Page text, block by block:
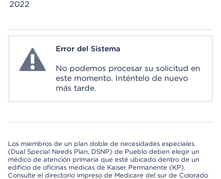
2022
System ErrorError del Sistema
No podemos procesar su solicitud en
este momento. Inténtelo de nuevo
más tarde.
Los miembros de un plan doble de necesidades especiales
(Dual Special Needs Plan, DSNP) de Pueblo deben elegir un
médico de atención primaria que esté ubicado dentro de un
edificio de oficinas médicas de Kaiser Permanente (KP).
Consulte el directorio impreso de Medicare del sur de Colorado